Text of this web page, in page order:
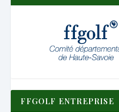
FFGOLF ENTREPRISE